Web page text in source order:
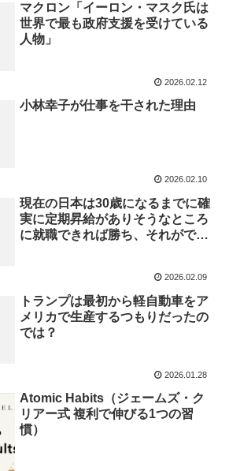
マクロン「イーロン・マスク氏は
世界で最も政府支援を受けている
人物」
2026.02.12
小林幸子が仕事を干された理由
2026.02.10
現在の日本は30歳になるまでに確
実に定期昇給がありそうなところ
に就職できれば勝ち、それができ
2026.02.09
トランプは最初から軽自動車をア
メリカで生産するつもりだったの
では？
2026.01.28
Atomic Habits（ジェームズ・ク
リアー式 複利で伸びる1つの習
慣）